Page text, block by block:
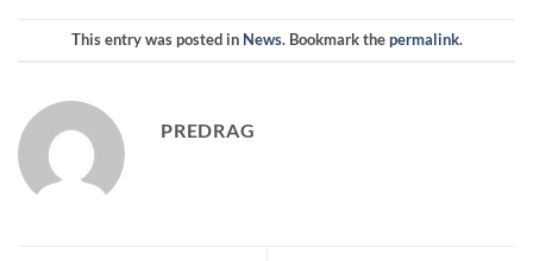
This entry was posted in News. Bookmark thepermalink.
PREDRAG